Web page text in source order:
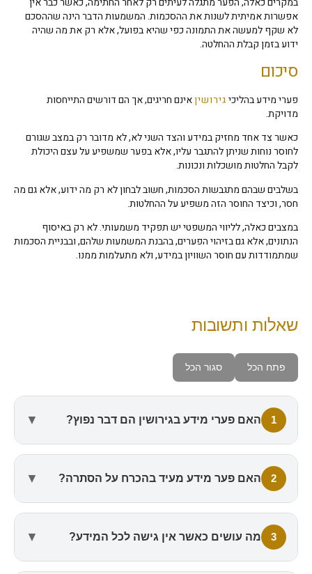
אפשרות אמיתית לשנות את ההסכמות. המשמעות הדבר הינה שההסכם
לא שקף למעשה את התמונה כפי שהיא בפועל, אלא רק את מה שהיה
ידוע בזמן קבלת ההחלטה.
סיכום
פערי מידע בהליכיגירושיןאינם חריגים, אך הם דורשים התייחסות
מדויקת.
כאשר צד אחד מחזיק במידע והצד השני לא, לא מדובר רק במצב שגורם
לחוסר נוחות שניתן להתגבר עליו, אלא בפער שמשפיע על עצם היכולת
לקבל החלטות מושכלות ונכונות.
בשלבים שבהם מתגבשות הסכמות, חשוב לבחון לא רק מה ידוע, אלא גם מה
חסר, וכיצד החוסר הזה משפיע על ההחלטות.
במצבים כאלה, לליווי המשפטי יש תפקיד משמעותי. לא רק באיסוף
הנתונים, אלא גם בזיהוי הפערים, בהבנת המשמעות שלהם, ובבניית הסכמות
שמתמודדות עם חוסר השוויון במידע, ולא מתעלמות ממנו.
שאלות ותשובות
פתח הכל סגור הכל
האם פערי מידע בגירושין הם דבר נפוץ? ▼
האם פער מידע מעיד בהכרח על הסתרה? ▼
מה עושים כאשר אין גישה לכל המידע? ▼